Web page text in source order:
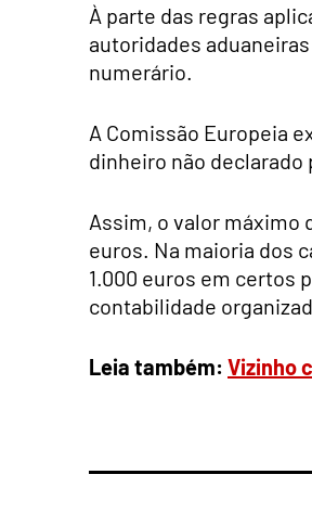
À parte das regras
autoridades
numerário.
A Comissão Europeia
dinheiro não declarado
Assim, o valor máximo
euros. Na maioria dos
1.000 euros em certos
contabilidade
Leia também: Vizinho